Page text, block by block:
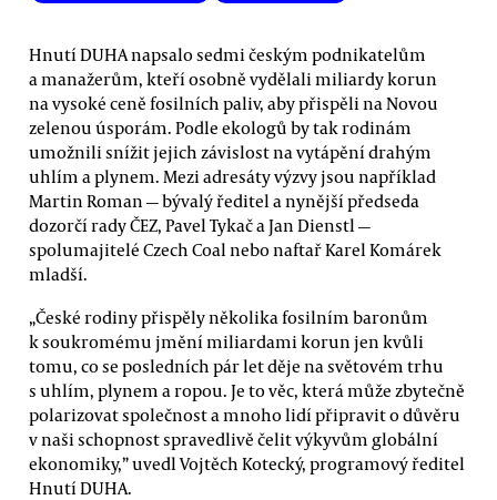
Hnutí DUHA napsalo sedmi českým podnikatelům
a manažerům, kteří osobně vydělali miliardy korun
na vysoké ceně fosilních paliv, aby přispěli na Novou
zelenou úsporám. Podle ekologů by tak rodinám
umožnili snížit jejich závislost na vytápění drahým
uhlím a plynem. Mezi adresáty výzvy jsou například
Martin Roman — bývalý ředitel a nynější předseda
dozorčí rady ČEZ, Pavel Tykač a Jan Dienstl —
spolumajitelé Czech Coal nebo naftař Karel Komárek
mladší.
„České rodiny přispěly několika fosilním baronům
k soukromému jmění miliardami korun jen kvůli
tomu, co se posledních pár let děje na světovém trhu
s uhlím, plynem a ropou. Je to věc, která může zbytečně
polarizovat společnost a mnoho lidí připravit o důvěru
v naši schopnost spravedlivě čelit výkyvům globální
ekonomiky,” uvedl Vojtěch Kotecký, programový ředitel
Hnutí DUHA.